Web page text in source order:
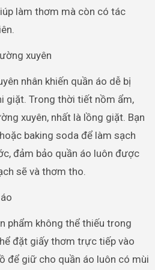
làm thơm mà còn có tác
xuyên
nhân khiến quần áo dễ bị
giặt. Trong thời tiết nồm ẩm,
xuyên, nhất là lồng giặt. Bạn
baking soda để làm sạch
đảm bảo quần áo luôn được
sẽ và thơm tho.
phẩm không thể thiếu trong
đặt giấy thơm trực tiếp vào
để giữ cho quần áo luôn có mùi